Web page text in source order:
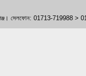
সেলফোন: 01713-